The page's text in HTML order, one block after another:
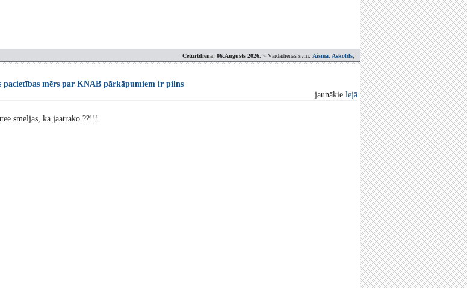
Ceturtdiena, 06.Augusts 2026. » Vārdadienas svin: Aisma, Askolds;
pacietības mērs par KNAB pārkāpumiem ir pilns
jaunākie lejā
smeljas, ka jaatrako ??!!!